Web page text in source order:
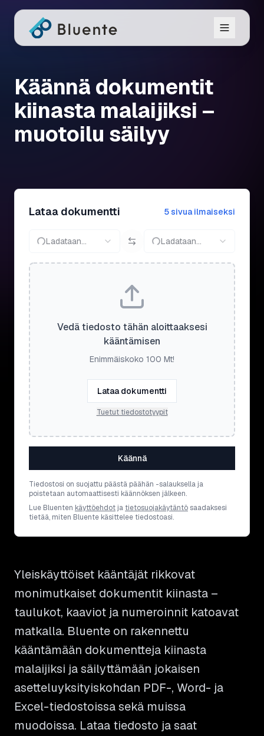
Käännä dokumentit
kiinasta malaijiksi –
muotoilu säilyy
Lataa dokumentti 5 sivua ilmaiseksi
Ladataan... Ladataan...
Vedä tiedosto tähän aloittaaksesi
kääntämisen
Enimmäiskoko 100 Mt!
Lataa dokumentti
Tuetut tiedostotyypit
Käännä
Tiedostosi on suojattu päästä päähän -salauksella ja
poistetaan automaattisesti käännöksen jälkeen.
Lue Bluenten käyttöehdot ja tietosuojakäytäntösaadaksesi
tietää, miten Bluente käsittelee tiedostoasi.
Yleiskäyttöiset kääntäjät rikkovat
monimutkaiset dokumentit kiinasta –
taulukot, kaaviot ja numeroinnit katoavat
matkalla. Bluente on rakennettu
kääntämään dokumentteja kiinasta
malaijiksi ja säilyttämään jokaisen
asetteluyksityiskohdan PDF-, Word- ja
Excel-tiedostoissa sekä muissa
muodoissa. Lataa tiedosto ja saat